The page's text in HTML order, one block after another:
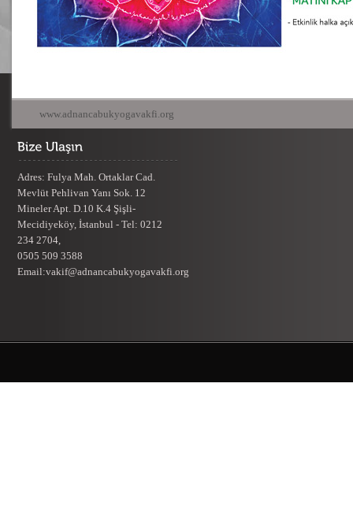
www.adnancabukyogavakfi.org
Adres: Fulya Mah. Ortaklar Cad.
Mevlüt Pehlivan Yanı Sok. 12
Mineler Apt. D.10 K.4 Şişli-
Mecidiyeköy, İstanbul - Tel: 0212
234 2704,
0505 509 3588
Email:vakif@adnancabukyogavakfi.org